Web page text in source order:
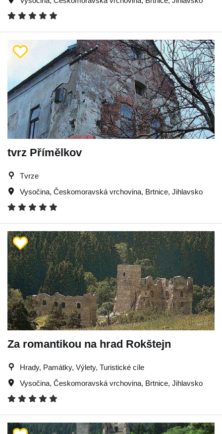
tvrz Přímělkov
Tvrze
Vysočina, Českomoravská vrchovina, Brtnice, Jihlavsko
Za romantikou na hrad Rokštejn
Hrady, Památky, Výlety, Turistické cíle
Vysočina, Českomoravská vrchovina, Brtnice, Jihlavsko